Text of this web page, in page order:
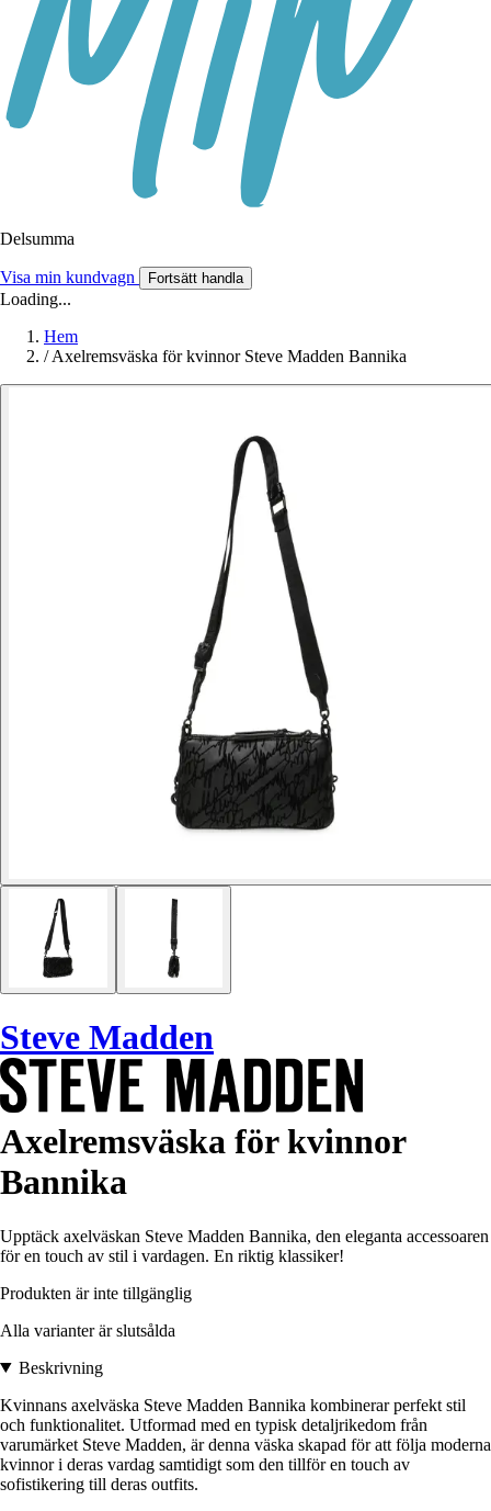
Delsumma
Visa min kundvagn Fortsätt handla
Loading...
Hem
/Axelremsväska för kvinnor Steve Madden Bannika
Steve Madden
Axelremsväska för kvinnor
Bannika
Upptäck axelväskan Steve Madden Bannika, den eleganta accessoaren
för en touch av stil i vardagen. En riktig klassiker!
Produkten är inte tillgänglig
Alla varianter är slutsålda
Beskrivning
Kvinnans axelväska Steve Madden Bannika kombinerar perfekt stil
och funktionalitet. Utformad med en typisk detaljrikedom från
varumärket Steve Madden, är denna väska skapad för att följa moderna
kvinnor i deras vardag samtidigt som den tillför en touch av
sofistikering till deras outfits.